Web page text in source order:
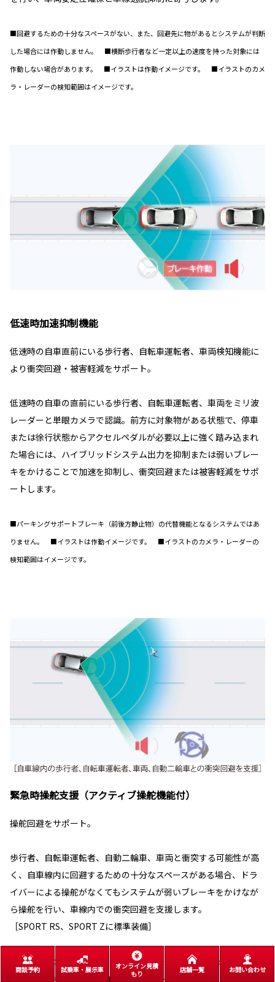
■回避するための十分なスペースがない、また、回避先に物があるとシステムが判断
した場合には作動しません。 ■横断歩行者など一定以上の速度を持った対象には
作動しない場合があります。 ■イラストは作動イメージです。 ■イラストのカメ
ラ・レーダーの検知範囲はイメージです。
低速時加速抑制機能
低速時の自車直前にいる歩行者、自転車運転者、車両検知機能に
より衝突回避・被害軽減をサポート。
低速時の自車の直前にいる歩行者、自転車運転者、車両をミリ波
レーダーと単眼カメラで認識。前方に対象物がある状態で、停車
または徐行状態からアクセルペダルが必要以上に強く踏み込まれ
た場合には、ハイブリッドシステム出力を抑制または弱いブレー
キをかけることで加速を抑制し、衝突回避または被害軽減をサポ
ートします。
■パーキングサポートブレーキ（前後方静止物）の代替機能となるシステムではあ
りません。 ■イラストは作動イメージです。 ■イラストのカメラ・レーダーの
検知範囲はイメージです。
緊急時操舵支援（アクティブ操舵機能付）
操舵回避をサポート。
歩行者、自転車運転者、自動二輪車、車両と衝突する可能性が高
く、自車線内に回避するための十分なスペースがある場合、ドラ
イバーによる操舵がなくてもシステムが弱いブレーキをかけなが
ら操舵を行い、車線内での衝突回避を支援します。
［SPORT RS、SPORT Zに標準装備］
■回避するための十分なスペースがない、また、回避先に物があるとシステムが判断
した場合には作動しません。 ■横断歩行者など一定以上の速度を持った対象には
商談予約 試乗車・展示車
オンライン見積
もり
店舗一覧 お問い合わせ